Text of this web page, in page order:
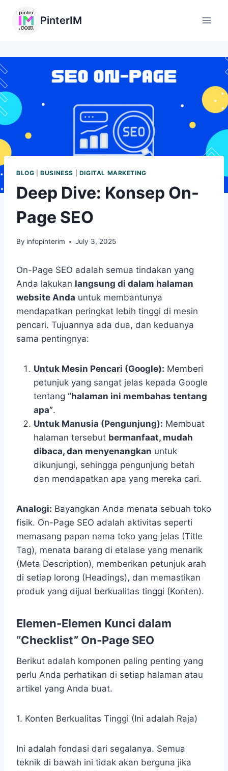
PinterIM
BLOG |BUSINESS DIGITAL MARKETING
Deep Dive: Konsep On-
Page SEO
By infopinterim July 3, 2025
On-Page SEO adalah semua tindakan yang
Anda lakukan langsung di dalam halaman
website Anda untuk membantunya
mendapatkan peringkat lebih tinggi di mesin
pencari. Tujuannya ada dua, dan keduanya
sama pentingnya:
Untuk Mesin Pencari (Google): Memberi
petunjuk yang sangat jelas kepada Google
tentang “halaman ini membahas tentang
apa”.
Untuk Manusia (Pengunjung): Membuat
halaman tersebut bermanfaat, mudah
dibaca, dan menyenangkan untuk
dikunjungi, sehingga pengunjung betah
dan mendapatkan apa yang mereka cari.
Analogi: Bayangkan Anda menata sebuah toko
fisik. On-Page SEO adalah aktivitas seperti
memasang papan nama toko yang jelas (Title
Tag), menata barang di etalase yang menarik
(Meta Description), memberikan petunjuk arah
di setiap lorong (Headings), dan memastikan
produk yang dijual berkualitas tinggi (Konten).
Elemen-Elemen Kunci dalam
“Checklist” On-Page SEO
Berikut adalah komponen paling penting yang
perlu Anda perhatikan di setiap halaman atau
artikel yang Anda buat.
1. Konten Berkualitas Tinggi (Ini adalah Raja)
Ini adalah fondasi dari segalanya. Semua
teknik di bawah ini tidak akan berguna jika